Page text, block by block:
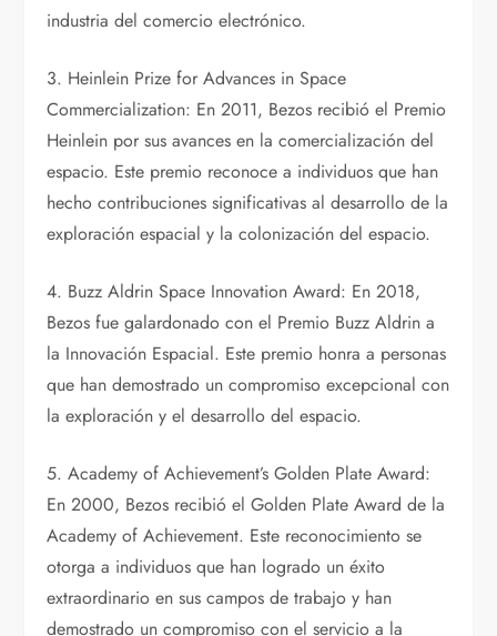
industria del comercio electrónico.
3. Heinlein Prize for Advances in Space
Commercialization: En 2011, Bezos recibió el Premio
Heinlein por sus avances en la comercialización del
espacio. Este premio reconoce a individuos que han
hecho contribuciones significativas al desarrollo de la
exploración espacial y la colonización del espacio.
4. Buzz Aldrin Space Innovation Award: En 2018,
Bezos fue galardonado con el Premio Buzz Aldrin a
la Innovación Espacial. Este premio honra a personas
que han demostrado un compromiso excepcional con
la exploración y el desarrollo del espacio.
5. Academy of Achievement’s Golden Plate Award:
En 2000, Bezos recibió el Golden Plate Award de la
Academy of Achievement. Este reconocimiento se
otorga a individuos que han logrado un éxito
extraordinario en sus campos de trabajo y han
demostrado un compromiso con el servicio a la